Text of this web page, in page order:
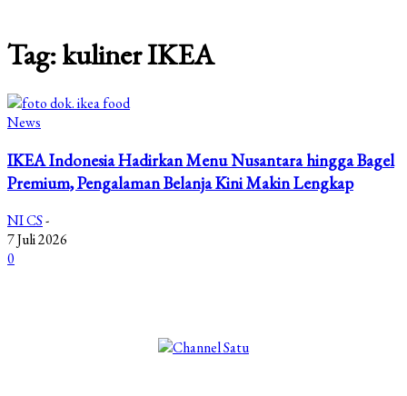
Tag: kuliner IKEA
News
IKEA Indonesia Hadirkan Menu Nusantara hingga Bagel
Premium, Pengalaman Belanja Kini Makin Lengkap
NI CS-
7 Juli 2026
0